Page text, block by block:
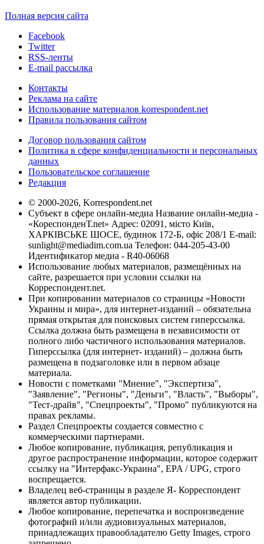
Полная версия сайта
Facebook
Twitter
RSS-ленты
E-mail рассылка
Контакты
Реклама на сайте
Использование материалов korrespondent.net
Правила пользования сайтом
Договор пользования сайтом
Политика в сфере конфиденциальности и персональных
данных
Пользовательское соглашение
Редакция
© 2000-2026, Korrespondent.net
Субъект в сфере онлайн-медиа Название онлайн-медиа -
«КореспонденТ.net» Адрес: 02091, місто Київ,
ХАРКІВСЬКЕ ШОСЕ, будинок 172-Б, офіс 208/1 E-mail:
sunlight@mediadim.com.ua Телефон: 044-205-43-00
Идентификатор медиа - R40-06068
Использование любых материалов, размещённых на
сайте, разрешается при условии ссылки на
Корреспондент.net.
При копировании материалов со страницы «Новости
Украины и мира», для интернет-изданий – обязательна
прямая открытая для поисковых систем гиперссылка.
Ссылка должна быть размещена в независимости от
полного либо частичного использования материалов.
Гиперссылка (для интернет- изданий) – должна быть
размещена в подзаголовке или в первом абзаце
материала.
Новости с пометками "Мнение", "Экспертиза",
"Заявление", "Регионы", "Деньги", "Власть", "Выборы",
"Тест-драйв", "Спецпроекты", "Промо" публикуются на
правах рекламы.
Раздел Спецпроекты создается совместно с
коммерческими партнерами.
Любое копирование, публикация, републикация и
другое распространение информации, которое содержит
ссылку на "Интерфакс-Украина", EPA / UPG, строго
воспрещается.
Владелец веб-страницы в разделе Я- Корреспондент
является автор публикации.
Любое копирование, перепечатка и воспроизведение
фотографий и/или аудиовизуальных материалов,
принадлежащих правообладателю Getty Images, строго